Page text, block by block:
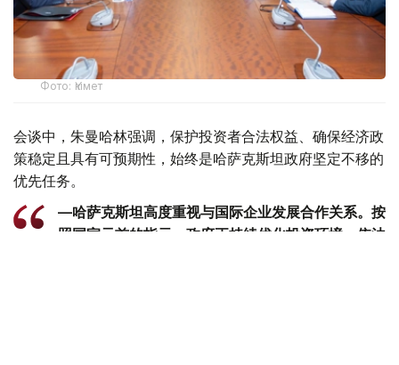
Фото: Үкімет
会谈中，朱曼哈林强调，保护投资者合法权益、确保经济政
策稳定且具有可预期性，始终是哈萨克斯坦政府坚定不移的
优先任务。
—哈萨克斯坦高度重视与国际企业发展合作关系。按
照国家元首的指示，政府正持续优化投资环境，依法